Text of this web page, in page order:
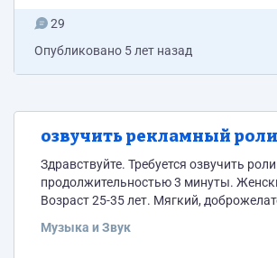
29
Опубликовано 5 лет назад
озвучить рекламный
Здравствуйте. Требуется озвучить
продолжительностью 3 минуты.
Возраст 25-35 лет. Мягкий,
минуты.
Музыка и Звук